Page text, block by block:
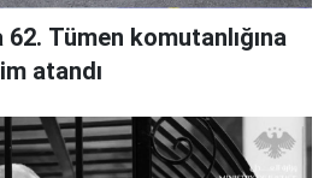
Tümen komutanlığına
atandı